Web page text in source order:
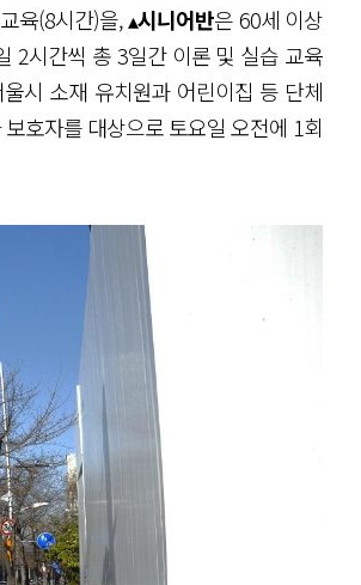
육(8시간)을, ▴시니어반은 60세 이상
2시간씩 총 3일간 이론 및 실습 교육
시 소재 유치원과 어린이집 등 단체
호자를 대상으로 토요일 오전에 1회